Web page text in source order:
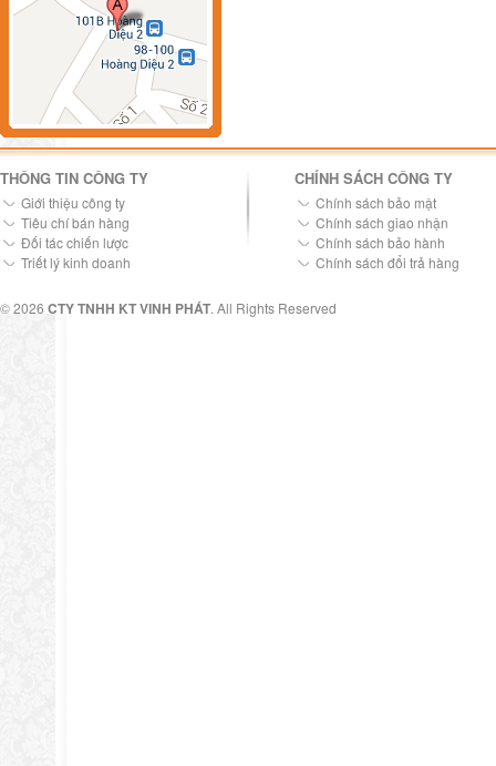
THÔNG TIN CÔNG TY
Giới thiệu công ty
Tiêu chí bán hàng
Đối tác chiến lược
Triết lý kinh doanh
CHÍNH SÁCH CÔNG TY
Chính sách bảo mật
Chính sách giao nhận
Chính sách bảo hành
Chính sách đổi trả hàng
© 2026 CTY TNHH KT VINH PHÁT. All Rights Reserved